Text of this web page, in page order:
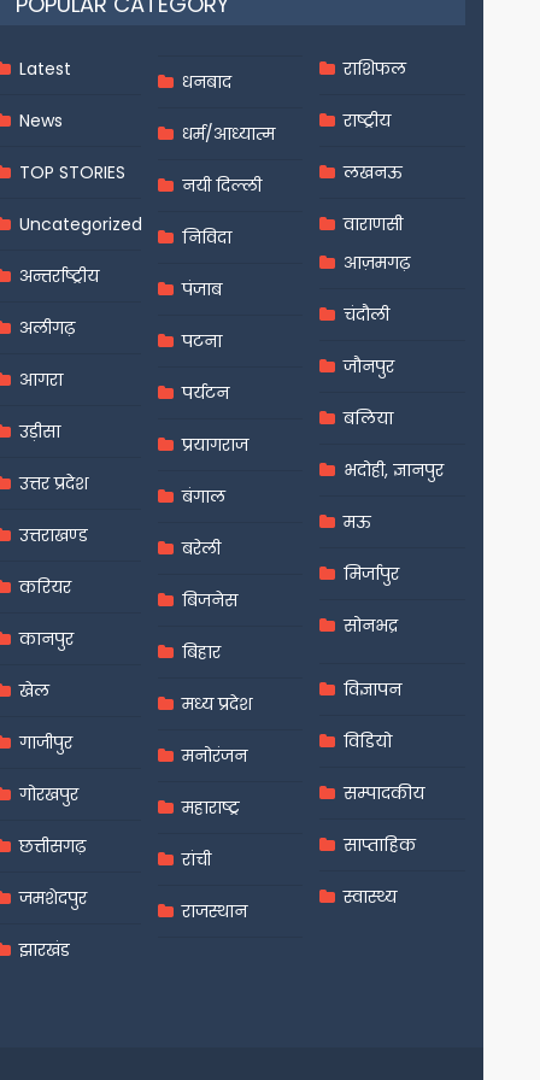
Latest
News
TOP STORIES
Uncategorized
अन्तर्राष्ट्रीय
अलीगढ़
आगरा
उड़ीसा
उत्तर प्रदेश
उत्तराखण्ड
करियर
कानपुर
खेल
गाजीपुर
गोरखपुर
छत्तीसगढ़
जमशेदपुर
झारखंड
धनबाद
धर्म/आध्यात्म
नयी दिल्ली
निविदा
पंजाब
पटना
पर्यटन
प्रयागराज
बंगाल
बरेली
बिजनेस
बिहार
मध्य प्रदेश
मनोरंजन
महाराष्ट्र
रांची
राजस्थान
राशिफल
राष्ट्रीय
लखनऊ
वाराणसी
आज़मगढ़
चंदौली
जौनपुर
बलिया
भदोही, ज्ञानपुर
मऊ
मिर्जापुर
सोनभद्र
विज्ञापन
विडियो
सम्पादकीय
साप्ताहिक
स्वास्थ्य